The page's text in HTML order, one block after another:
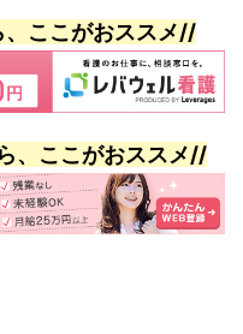
ここがおススメ//
、ここがおススメ//